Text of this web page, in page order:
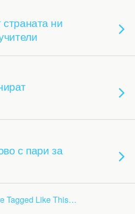
ни
с пари за
Tagged Like This…